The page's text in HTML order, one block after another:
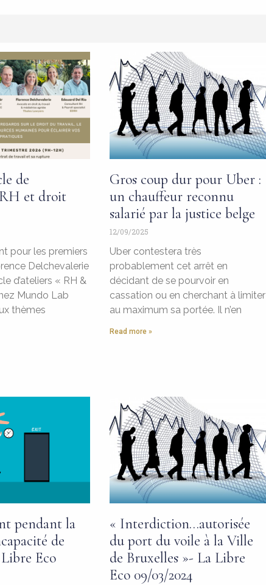
de
et droit
pour les premiers
Delchevalerie
d’ateliers « RH &
Mundo Lab
thèmes
Gros coup dur pour Uber :
un chauffeur reconnu
salarié par la justice belge
12/09/2025
Uber contestera très
probablement cet arrêt en
décidant de se pourvoir en
cassation ou en cherchant à limiter
au maximum sa portée. Il n’en
Read more »
pendant la
de
Eco
« Interdiction…autorisée
du port du voile à la Ville
de Bruxelles »- La Libre
Eco 09/03/2024